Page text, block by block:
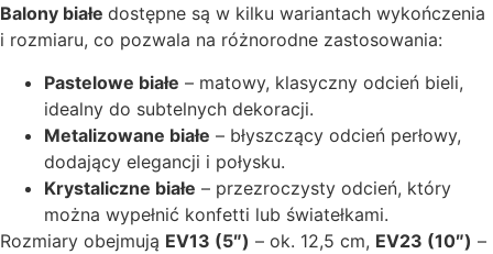
Balony białe dostępne są w kilku wariantach wykończenia
i rozmiaru, co pozwala na różnorodne zastosowania:
Pastelowe białe – matowy, klasyczny odcień bieli,
idealny do subtelnych dekoracji.
Metalizowane białe – błyszczący odcień perłowy,
dodający elegancji i połysku.
Krystaliczne białe – przezroczysty odcień, który
można wypełnić konfetti lub światełkami.
Rozmiary obejmują EV13 (5″) – ok. 12,5 cm, EV23 (10″) –